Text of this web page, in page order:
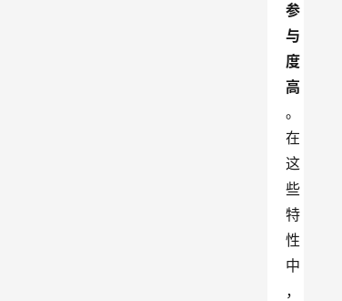
参
与
度
高
。
在
这
些
特
性
中
，